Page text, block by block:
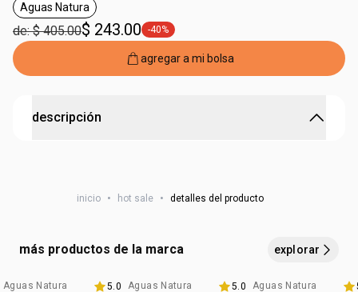
etiqueta Aguas Natura
Aguas Natura
de: $ 405.00$ 243.00 etiqueta -40%
-40%
agregar a mi bolsa
descripción
inicio • hot sale • detalles del producto
más productos de la marca explorar
outlet
Aguas Natura 5.0 Aguas Natura 5.0 Aguas Natura